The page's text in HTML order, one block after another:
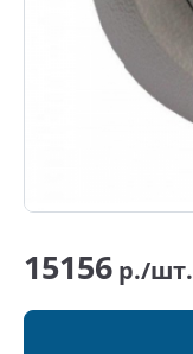
15156 р./шт.